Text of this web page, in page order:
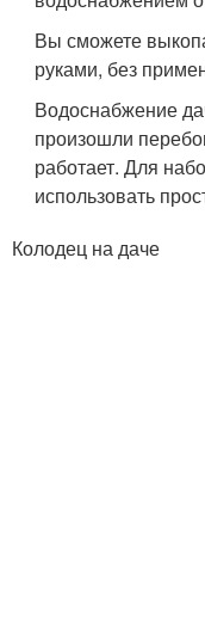
Вы сможете
руками, без
Водоснабжение
произошли
работает. Для
использовать
Колодец на даче